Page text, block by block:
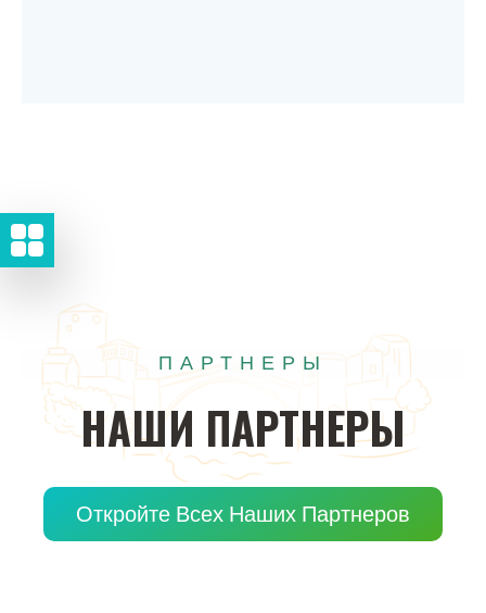
ПАРТНЕРЫ
НАШИ ПАРТНЕРЫ
Откройте Всех Наших Партнеров